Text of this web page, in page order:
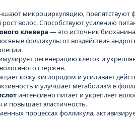
микроциркуляцию, препятствуют
волос. Способствуют усилению
клевера — это источник
фолликулы от воздействия
регенерацию клеток и
стержня.
кожу кислородом и усиливает
и улучшает метаболизм в
интенсивно питает и укрепляет
и повышает эластичность.
процессах фолликула,